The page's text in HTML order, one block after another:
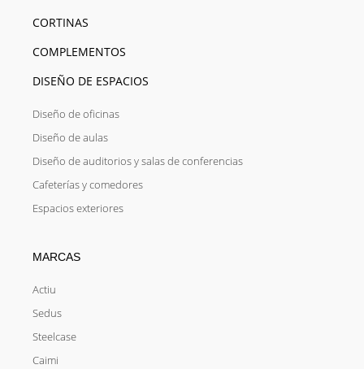
CORTINAS
COMPLEMENTOS
DISEÑO DE ESPACIOS
Diseño de oficinas
Diseño de aulas
Diseño de auditorios y salas de conferencias
Cafeterías y comedores
Espacios exteriores
MARCAS
Actiu
Sedus
Steelcase
Caimi